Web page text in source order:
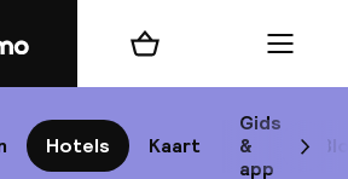
Hotels Kaart
Gids
&
app
Winkelmand Menu